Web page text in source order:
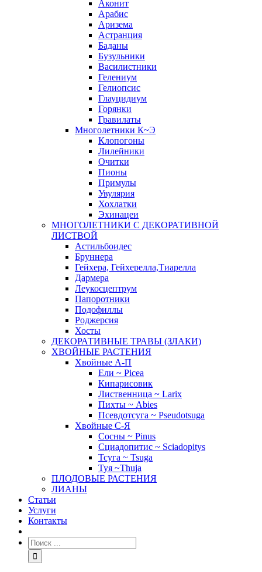
Аконит
Арабис
Аризема
Астранция
Баданы
Бузульники
Василистники
Гелениум
Гелиопсис
Глауцидиум
Горянки
Гравилаты
Многолетники К~Э
Клопогоны
Лилейники
Очитки
Пионы
Примулы
Увулярия
Хохлатки
Эхинацеи
МНОГОЛЕТНИКИ С ДЕКОРАТИВНОЙ
ЛИСТВОЙ
Астильбоидес
Бруннера
Гейхера, Гейхерелла,Тиарелла
Дармера
Леукосцептрум
Папоротники
Подофиллы
Роджерсия
Хосты
ДЕКОРАТИВНЫЕ ТРАВЫ (ЗЛАКИ)
ХВОЙНЫЕ РАСТЕНИЯ
Хвойные А-П
Ели ~ Picea
Кипарисовик
Лиственница ~ Larix
Пихты ~ Abies
Псевдотсуга ~ Pseudotsuga
Хвойные С-Я
Сосны ~ Pinus
Сциадопитис ~ Sciadopitys
Тсуга ~ Tsuga
Туя ~Thuja
ПЛОДОВЫЕ РАСТЕНИЯ
ЛИАНЫ
Статьи
Услуги
Контакты